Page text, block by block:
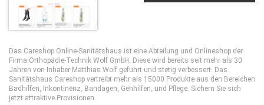
Das Careshop Online-Sanitätshaus ist eine Abteilung und Onlineshop der
Firma Orthopädie-Technik Wolf GmbH. Diese wird bereits seit mehr als 30
Jahren von Inhaber Matthias Wolf geführt und stetig verbessert. Das
Sanitätshaus Careshop vertreibt mehr als 15000 Produkte aus den Bereichen
Badhilfen, Inkontinenz, Bandagen, Gehhilfen, und Pflege. Sichern Sie sich
jetzt attraktive Provisionen.